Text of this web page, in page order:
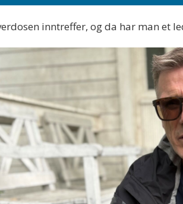
inntreffer, og da har man et